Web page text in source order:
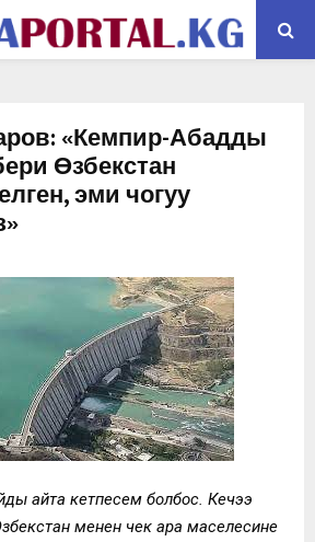
«Кемпир-Абадды
Өзбекстан
эми чогуу
айта кетпесем болбос. Кечээ
менен чек ара маселесине